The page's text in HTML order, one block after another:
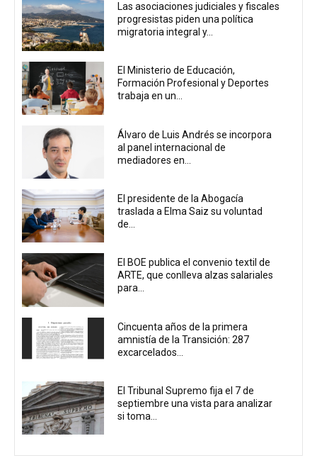
Las asociaciones judiciales y fiscales
progresistas piden una política
migratoria integral y...
El Ministerio de Educación,
Formación Profesional y Deportes
trabaja en un...
Álvaro de Luis Andrés se incorpora
al panel internacional de
mediadores en...
El presidente de la Abogacía
traslada a Elma Saiz su voluntad
de...
El BOE publica el convenio textil de
ARTE, que conlleva alzas salariales
para...
Cincuenta años de la primera
amnistía de la Transición: 287
excarcelados...
El Tribunal Supremo fija el 7 de
septiembre una vista para analizar
si toma...